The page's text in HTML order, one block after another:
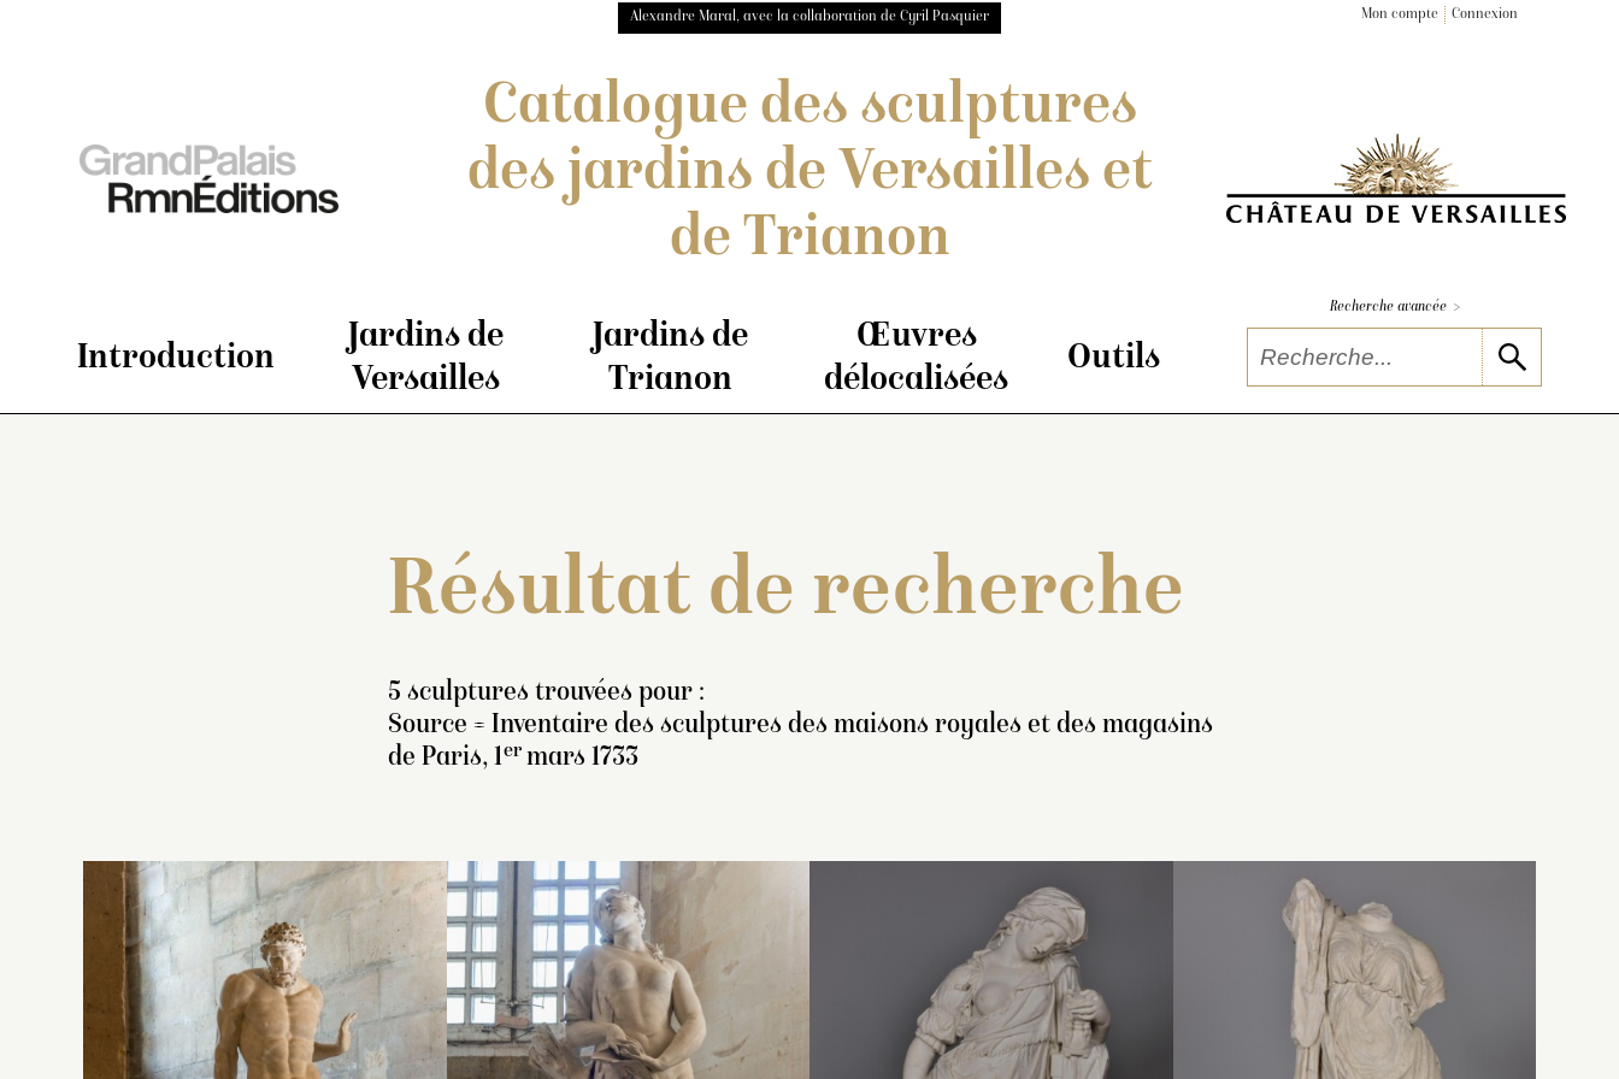
Alexandre Maral, avec la collaboration de Cyril Pasquier Mon compte Connexion
Catalogue des sculptures
des jardins de Versailles et
de Trianon
Introduction
Jardins de
Versailles
Jardins de
Trianon
Œuvres
délocalisées
Outils
Recherche avancée >
Résultat de recherche
5 sculptures trouvées pour :
Source = Inventaire des sculptures des maisons royales et des magasins
de Paris, 1ermars 1733
Inventaire de 1722 : « Une
figure d’homme nud, qui se
change en rocher, posant
sur la jambe gauche, ayant
Inventaire de 1722 : « Une
figure de femme
représentant une des
sœurs de Phaéton qui se
Inventaire de 1733 : « Deux
figures de marbre de 4
pieds 9 pouces dont l’une
représante
La Maladie
Inventaire de 1733 : « Deux
figures de marbre de 4
pieds 9 pouces dont l’une
représanteLa Maladie[…].